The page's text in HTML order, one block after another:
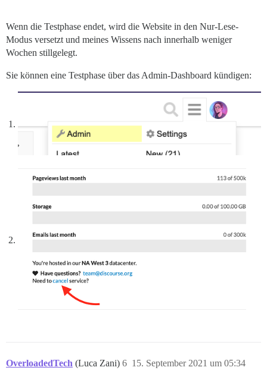
Wenn die Testphase endet, wird die Website in den Nur-Lese-
Modus versetzt und meines Wissens nach innerhalb weniger
Wochen stillgelegt.
Sie können eine Testphase über das Admin-Dashboard kündigen:
OverloadedTech (Luca Zani) 15. September 2021 um 05:34
6